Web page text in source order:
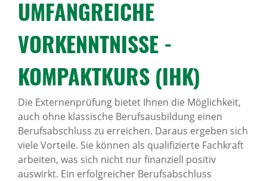
News Archiv
UMFANG­REICHE
VORKENNT­NISSE -
KOMPAKT­KURS (IHK)
Die Externenprüfung bietet Ihnen die Möglichkeit,
auch ohne klassische Berufsausbildung einen
Berufsabschluss zu erreichen. Daraus ergeben sich
viele Vorteile. Sie können als qualifizierte Fachkraft
arbeiten, was sich nicht nur finanziell positiv
auswirkt. Ein erfolgreicher Berufsabschluss